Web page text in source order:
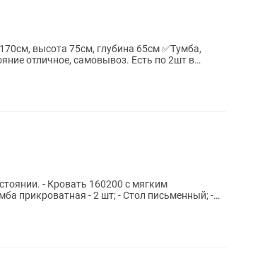
высота 75см, глубина 65см ✅Тумба,
с мягким